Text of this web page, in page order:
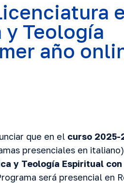
Teología
año
que en el curso
presenciales en
y Teología Espiritual
será presencial en